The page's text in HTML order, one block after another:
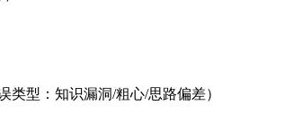
类型：知识漏洞/粗心/思路偏差）